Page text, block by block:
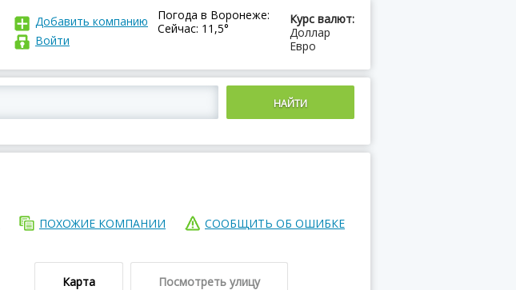
Курс валют:
Доллар
Евро
Погода в Воронеже:
Сейчас: 11,5°
Добавить компанию
Войти
ПОХОЖИЕ КОМПАНИИ СООБЩИТЬ ОБ ОШИБКЕ
Карта Посмотреть улицу